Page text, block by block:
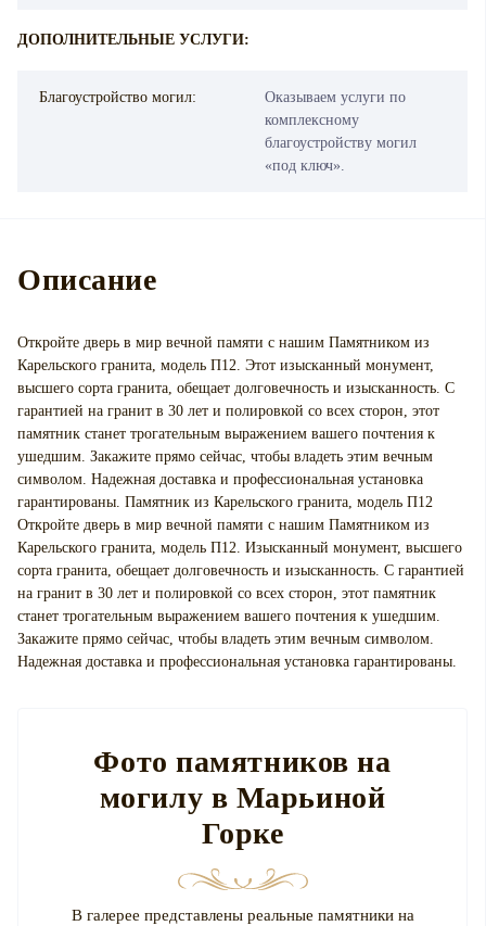
ДОПОЛНИТЕЛЬНЫЕ УСЛУГИ:
Благоустройство могил:
Оказываем услуги по
комплексному
благоустройству могил
«под ключ».
Описание
Откройте дверь в мир вечной памяти с нашим Памятником из
Карельского гранита, модель П12. Этот изысканный монумент,
высшего сорта гранита, обещает долговечность и изысканность. С
гарантией на гранит в 30 лет и полировкой со всех сторон, этот
памятник станет трогательным выражением вашего почтения к
ушедшим. Закажите прямо сейчас, чтобы владеть этим вечным
символом. Надежная доставка и профессиональная установка
гарантированы. Памятник из Карельского гранита, модель П12
Откройте дверь в мир вечной памяти с нашим Памятником из
Карельского гранита, модель П12. Изысканный монумент, высшего
сорта гранита, обещает долговечность и изысканность. С гарантией
на гранит в 30 лет и полировкой со всех сторон, этот памятник
станет трогательным выражением вашего почтения к ушедшим.
Закажите прямо сейчас, чтобы владеть этим вечным символом.
Надежная доставка и профессиональная установка гарантированы.
Фото памятников на
могилу в Марьиной
Горке
В галерее представлены реальные памятники на